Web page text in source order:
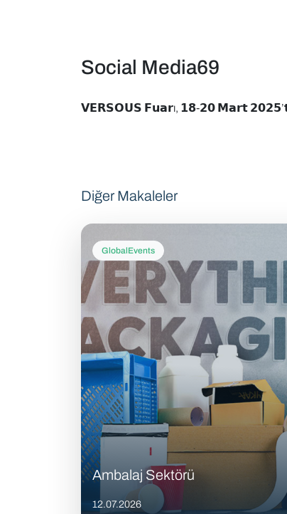
Social Media69
𝗩𝗘𝗥𝗦𝗢𝗨𝗦 𝗙𝘂𝗮𝗿ı, 𝟭𝟴-𝟮𝟬 𝗠𝗮𝗿𝘁
Diğer Makaleler
GlobalEvents
Ambalaj Sektörü
12.07.2026